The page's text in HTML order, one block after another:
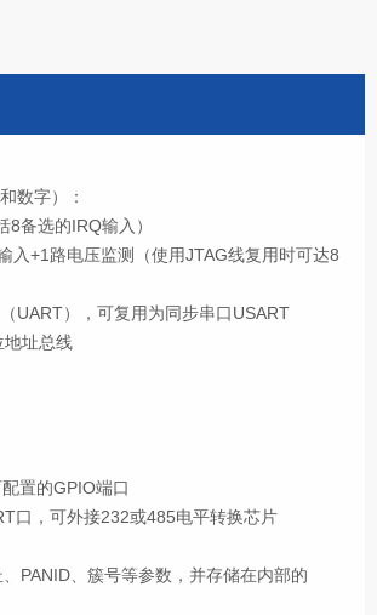
数字）：
备选的IRQ输入）
入+1路电压监测（使用JTAG线复用时可达8
UART），可复用为同步串口USART
地址总线
置的GPIO端口
口，可外接232或485电平转换芯片
PANID、簇号等参数，并存储在内部的